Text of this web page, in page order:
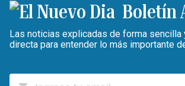
Boletín
Las noticias explicadas de forma sencilla
directa para entender lo más importante